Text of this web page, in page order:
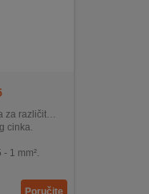
primjene.
cinka.
1 mm².
Poručite